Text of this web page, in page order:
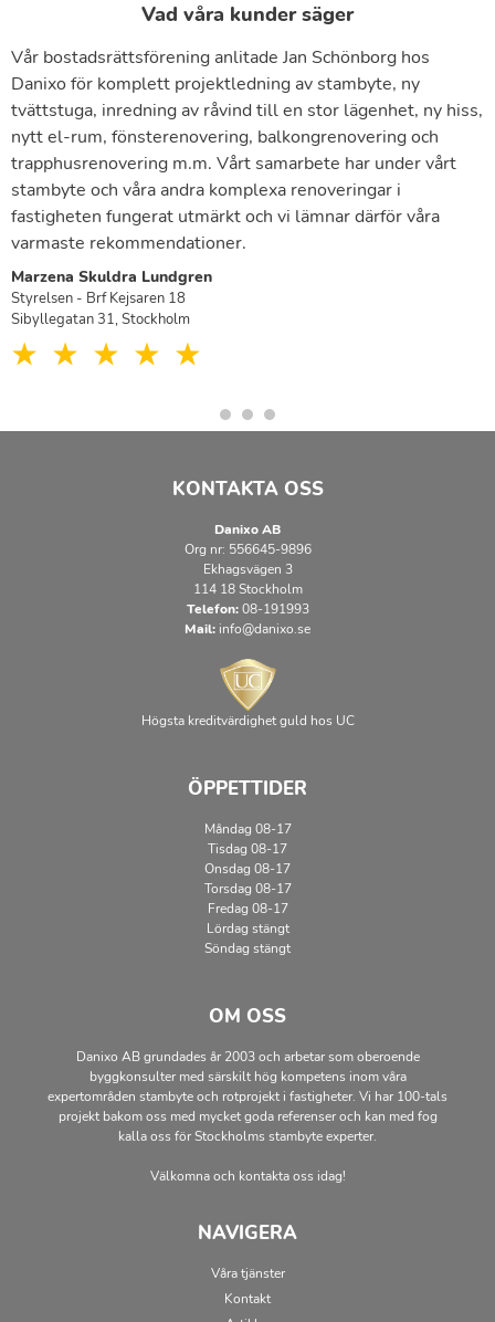
Vad våra kunder säger
Vår bostadsrättsförening anlitade Jan Schönborg hos
Danixo för komplett projektledning av stambyte, ny
tvättstuga, inredning av råvind till en stor lägenhet, ny hiss,
nytt el-rum, fönsterenovering, balkongrenovering och
trapphusrenovering m.m. Vårt samarbete har under vårt
stambyte och våra andra komplexa renoveringar i
fastigheten fungerat utmärkt och vi lämnar därför våra
varmaste rekommendationer.
Marzena Skuldra Lundgren
Styrelsen - Brf Kejsaren 18
Sibyllegatan 31, Stockholm
KONTAKTA OSS
Danixo AB
Org nr: 556645-9896
Ekhagsvägen 3
114 18 Stockholm
Telefon: 08-191993
Mail: info@danixo.se
Högsta kreditvärdighet guld hos UC
ÖPPETTIDER
Måndag 08-17
Tisdag 08-17
Onsdag 08-17
Torsdag 08-17
Fredag 08-17
Lördag stängt
Söndag stängt
OM OSS
Danixo AB grundades år 2003 och arbetar som oberoende
byggkonsulter med särskilt hög kompetens inom våra
expertområden stambyte och rotprojekt i fastigheter. Vi har 100-tals
projekt bakom oss med mycket goda referenser och kan med fog
kalla oss för Stockholms stambyte experter.
Välkomna och kontakta oss idag!
NAVIGERA
Våra tjänster
Kontakt